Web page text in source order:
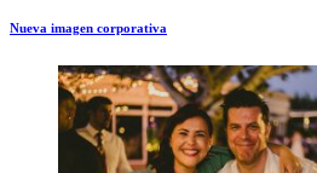
Nueva imagen corporativa